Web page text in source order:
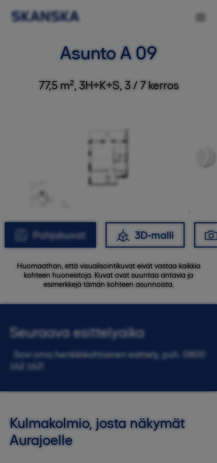
Asunto A 09
77,5 m², 3H+K+S, 3 / 7 kerros
Pohjakuvat 3D-malli
Huomaathan, että visualisointikuvat eivät vastaa kaikkia
kohteen huoneistoja. Kuvat ovat suuntaa antavia ja
esimerkkejä tämän kohteen asunnoista.
Seuraava esittelyaika
Sovi oma henkilökohtainen esittely, puh. 0800
162 162!
Kulmakolmio, josta näkymät
Aurajoelle